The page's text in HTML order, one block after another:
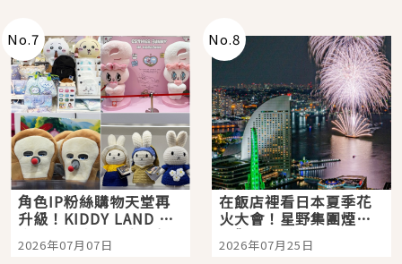
No.7
角色IP粉絲購物天堂再
升級！KIDDY LAND 原
宿店吉伊卡哇迎客，新
開幕 OMOKADO 店3分
2026年07月07日
No.8
在飯店裡看日本夏季花
火大會！星野集團煙火
景觀飯店6選，讓你不用
人擠人悠閒欣賞
2026年07月25日